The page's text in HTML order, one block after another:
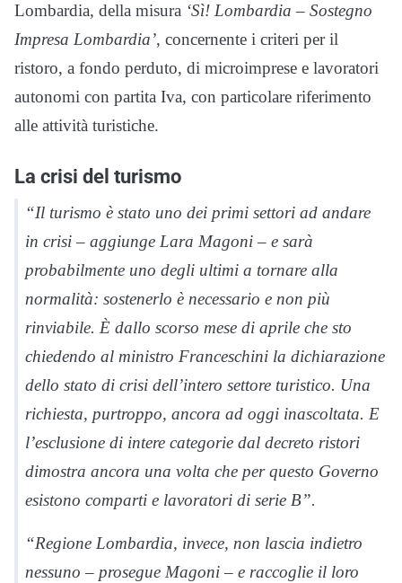
Lombardia, della misura ‘Sì! Lombardia – Sostegno
Impresa Lombardia’, concernente i criteri per il
ristoro, a fondo perduto, di microimprese e lavoratori
autonomi con partita Iva, con particolare riferimento
alle attività turistiche.
La crisi del turismo
“Il turismo è stato uno dei primi settori ad andare
in crisi – aggiunge Lara Magoni – e sarà
probabilmente uno degli ultimi a tornare alla
normalità: sostenerlo è necessario e non più
rinviabile. È dallo scorso mese di aprile che sto
chiedendo al ministro Franceschini la dichiarazione
dello stato di crisi dell’intero settore turistico. Una
richiesta, purtroppo, ancora ad oggi inascoltata. E
l’esclusione di intere categorie dal decreto ristori
dimostra ancora una volta che per questo Governo
esistono comparti e lavoratori di serie B”.
“Regione Lombardia, invece, non lascia indietro
nessuno – prosegue Magoni – e raccoglie il loro